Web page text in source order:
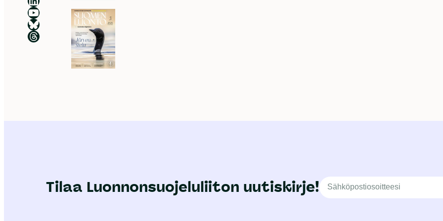
Luonnonsuojeluliiton YouTube-kanava
Luonnonsuojeluliitto Blueskyssa
Luonnonsuojeluliitto Threadsissa
Tilaa Luonnonsuojeluliiton uutiskirje!